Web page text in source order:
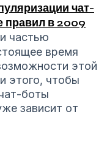
чат-
правил в 2009
частью
время
этой
этого, чтобы
боты
зависит от